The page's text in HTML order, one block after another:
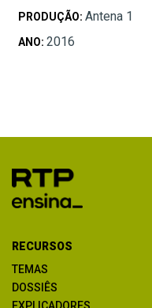
PRODUÇÃO: Antena 1
ANO: 2016
RECURSOS
TEMAS
DOSSIÊS